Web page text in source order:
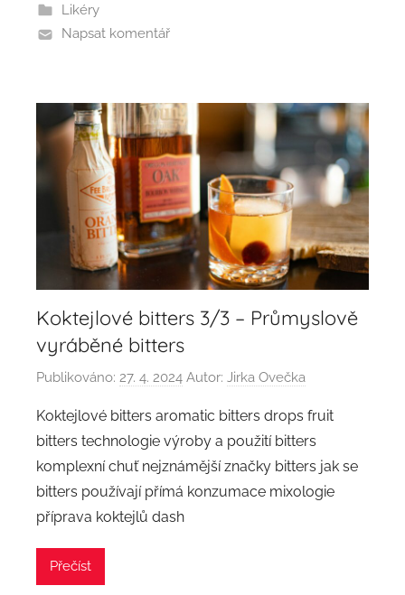
Likéry
Napsat komentář
Koktejlové bitters 3/3 – Průmyslově
vyráběné bitters
Publikováno: 27. 4. 2024 Autor: Jirka Ovečka
Koktejlové bitters aromatic bitters drops fruit
bitters technologie výroby a použití bitters
komplexní chuť nejznámější značky bitters jak se
bitters používají přímá konzumace mixologie
příprava koktejlů dash
Přečíst